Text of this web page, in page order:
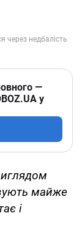
—
у
майже
і